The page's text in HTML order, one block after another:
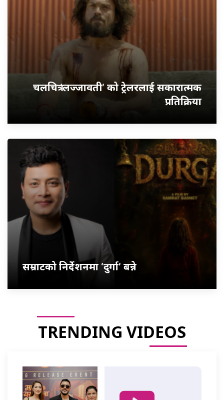
चलचित्र ‘लज्जावती’ को ट्रेलरलाई सकारात्मक
प्रतिक्रिया
सम्राटको निर्देशनमा ‘दुर्गा’ बन्ने
TRENDING VIDEOS